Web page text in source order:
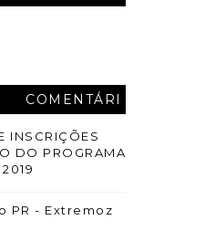
COMENTÁRI
OS
INSCRIÇÕES
DO PROGRAMA
PR - Extremoz